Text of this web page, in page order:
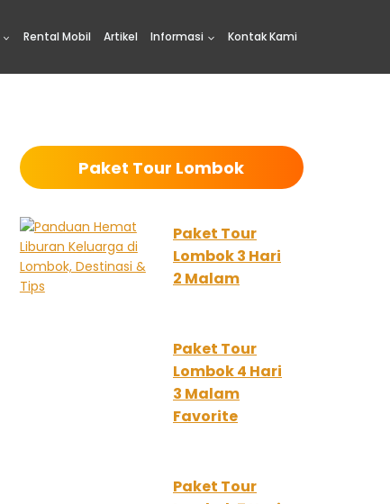
Rental Mobil Artikel Informasi Kontak Kami
Paket Tour Lombok
Paket Tour
Lombok 3 Hari
2 Malam
Paket Tour
Lombok 4 Hari
3 Malam
Favorite
Paket Tour